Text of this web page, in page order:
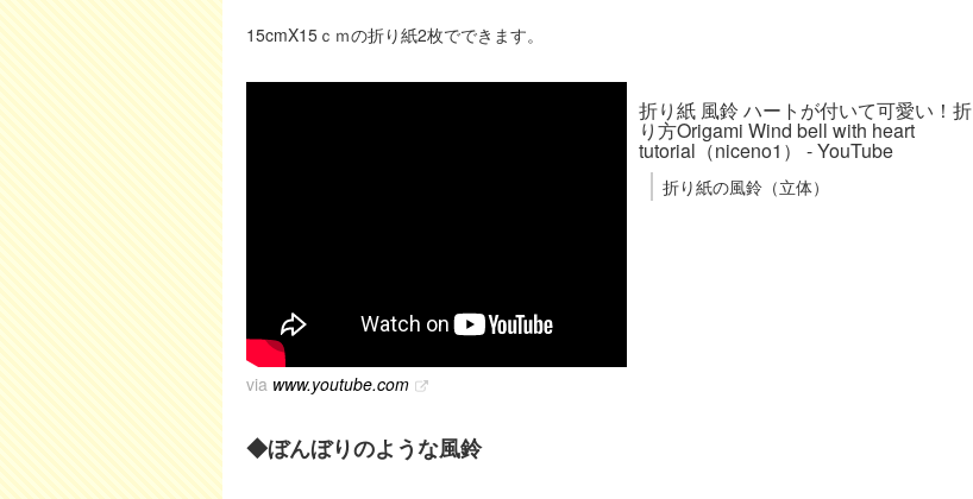
15cmX15ｃｍの折り紙2枚でできます。
折り紙 風鈴 ハートが付いて可愛い！折
り方Origami Wind bell with heart
tutorial（niceno1） - YouTube
折り紙の風鈴（立体）
via www.youtube.com
◆ぼんぼりのような風鈴